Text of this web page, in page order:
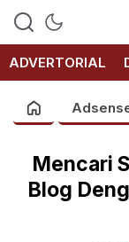
ADVERTORIAL
Mencari
Blog